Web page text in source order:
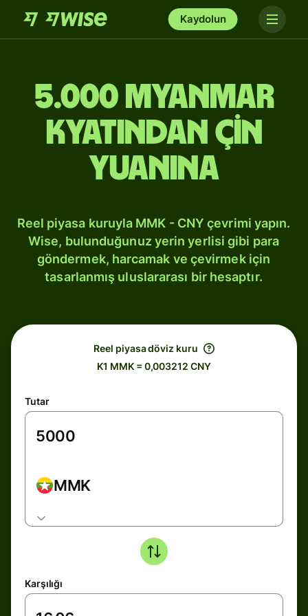
Kaydolun
5.000 Myanmar
kyatından Çin
yuanına
Reel piyasa kuruyla MMK - CNY çevrimi yapın.
Wise, bulunduğunuz yerin yerlisi gibi para
göndermek, harcamak ve çevirmek için
tasarlanmış uluslararası bir hesaptır.
Reel piyasa döviz kuru
K1 MMK = 0,003212 CNY
Tutar
MMK
Karşılığı